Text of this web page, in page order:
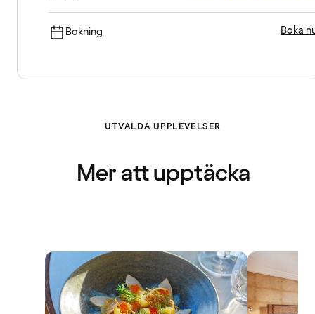
Bokning Boka
UTVALDA UPPLEVELSER
Mer att upptäcka